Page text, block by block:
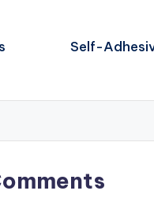
Self-